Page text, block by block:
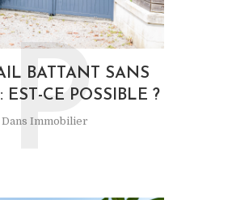
BATTANT SANS
EST-CE POSSIBLE ?
Dans Immobilier
P